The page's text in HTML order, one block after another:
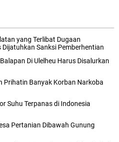
yang Terlibat Dugaan
Dijatuhkan Sanksi Pemberhentian
Di Ulelheu Harus Disalurkan
Prihatin Banyak Korban Narkoba
Suhu Terpanas di Indonesia
Pertanian Dibawah Gunung